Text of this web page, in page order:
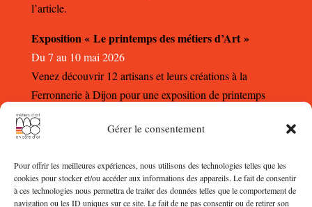
Gérer le consentement
Pour offrir les meilleures expériences, nous utilisons des technologies telles que les
cookies pour stocker et/ou accéder aux informations des appareils. Le fait de consentir
à ces technologies nous permettra de traiter des données telles que le comportement de
navigation ou les ID uniques sur ce site. Le fait de ne pas consentir ou de retirer son
l’article.
Exposition « Le printemps des métiers d’Art »
Du 7 au 10 mai 2026
Venez découvrir 12 artisans et leurs créations à la
Ferronnerie à Dijon pour une exposition de printemps
autour des métiers d’Art.